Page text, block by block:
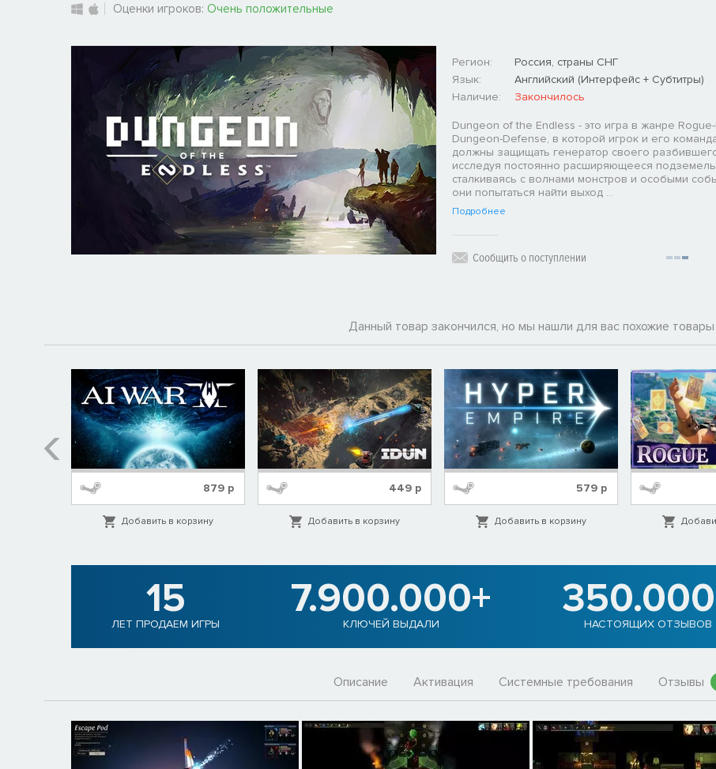
Оценки игроков: Очень положительные
Регион:
Россия, страны СНГ
Язык:
Английский (Интерфейс + Субтитры)
Наличие:
Закончилось
Dungeon of the Endless - это игра в жанре
Dungeon-Defense, в которой игрок и его
должны защищать генератор своего
исследуя постоянно расширяющееся
сталкиваясь с волнами монстров и особыми
они попытаться найти выход ...
Подробнее
Сообщить о поступлении
Данный товар закончился, но мы нашли для вас похожие товары
879 р
Добавить в корзину
449 р
Добавить в корзину
579 р
Добавить в корзину
15
ЛЕТ ПРОДАЕМ ИГРЫ
7.900.000+
КЛЮЧЕЙ ВЫДАЛИ НАСТОЯЩИХ ОТЗЫВОВ
Описание Активация Системные требования Отзывы